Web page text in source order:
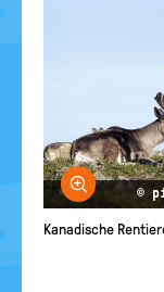
Bild
©
Kanadische